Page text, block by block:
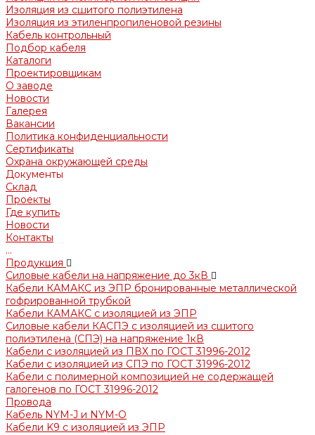
Изоляция из сшитого полиэтилена
Изоляция из этиленпропиленовой резины
Кабель контрольный
Подбор кабеля
Каталоги
Проектировщикам
О заводе
Новости
Галерея
Вакансии
Политика конфиденциальности
Сертификаты
Охрана окружающей среды
Документы
Склад
Проекты
Где купить
Новости
Контакты
...
Продукция
Силовые кабели на напряжение до 3кВ
Кабели КАМАКС из ЭПР бронированные металлической
гофрированной трубкой
Кабели КАМАКС с изоляцией из ЭПР
Силовые кабели КАСПЭ с изоляцией из сшитого
полиэтилена (СПЭ) на напряжение 1кВ
Кабели с изоляцией из ПВХ по ГОСТ 31996-2012
Кабели с изоляцией из СПЭ по ГОСТ 31996-2012
Кабели с полимерной композицией не содержащей
галогенов по ГОСТ 31996-2012
Провода
Кабель NYM-J и NYM-O
Кабели K9 с изоляцией из ЭПР